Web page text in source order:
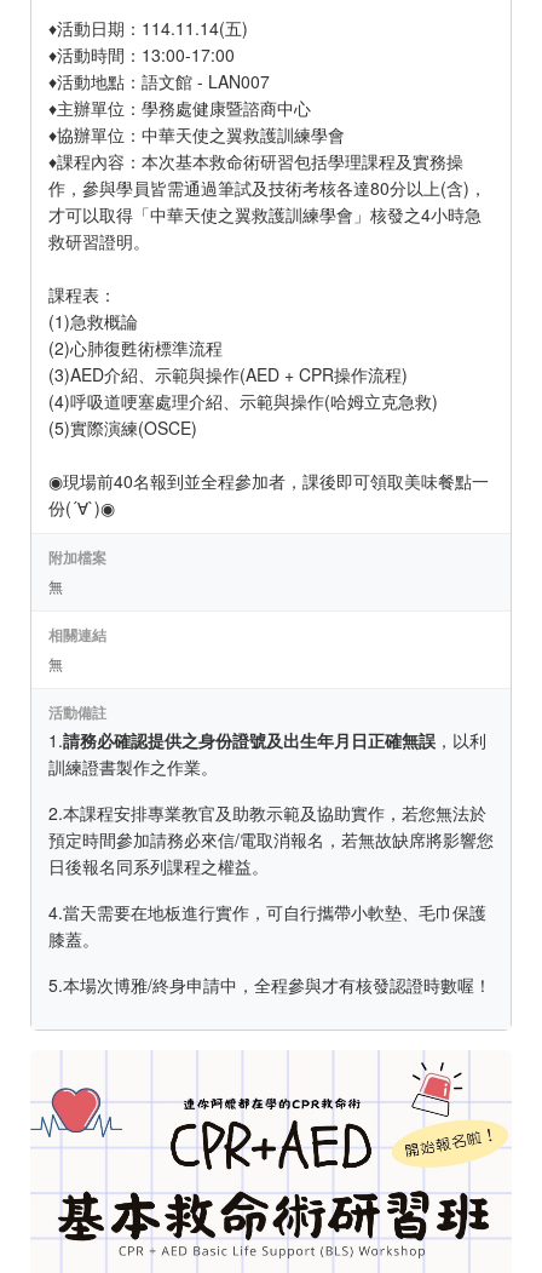
♦活動日期：114.11.14(五)
♦活動時間：13:00-17:00
♦活動地點：語文館 - LAN007
♦主辦單位：學務處健康暨諮商中心
♦協辦單位：中華天使之翼救護訓練學會
♦課程內容：本次基本救命術研習包括學理課程及實務操
作，參與學員皆需通過筆試及技術考核各達80分以上(含)，
才可以取得「中華天使之翼救護訓練學會」核發之4小時急
救研習證明。
課程表：
(1)急救概論
(2)心肺復甦術標準流程
(3)AED介紹、示範與操作(AED + CPR操作流程)
(4)呼吸道哽塞處理介紹、示範與操作(哈姆立克急救)
(5)實際演練(OSCE)
◉現場前40名報到並全程參加者，課後即可領取美味餐點一
份(´∀`)◉
附加檔案
無
相關連結
無
活動備註
1.請務必確認提供之身份證號及出生年月日正確無誤 ，以利
訓練證書製作之作業。
2.本課程安排專業教官及助教示範及協助實作，若您無法於
預定時間參加請務必來信/電取消報名，若無故缺席將影響您
日後報名同系列課程之權益。
4.當天需要在地板進行實作，可自行攜帶小軟墊、毛巾保護
膝蓋。
5.本場次博雅/終身申請中，全程參與才有核發認證時數喔！